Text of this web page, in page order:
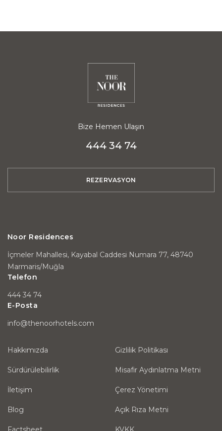
Bize Hemen Ulaşın
444 34 74
REZERVASYON
Noor Residences
İçmeler Mahallesi, Kayabal Caddesi Numara 77, 48740
Marmaris/Muğla
Telefon
444 34 74
E-Posta
info@thenoorhotels.com
Hakkımızda
Sürdürülebilirlik
İletişim
Blog
Gizlilik Politikası
Misafir Aydınlatma Metni
Çerez Yönetimi
Açık Rıza Metni